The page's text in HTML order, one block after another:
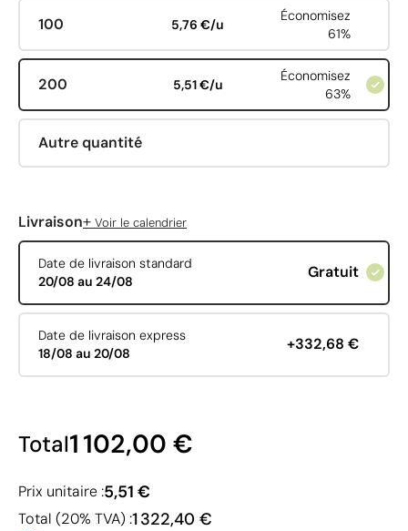
100 5,76 €/u
Économisez
61%
200 5,51 €/u
Économisez
63%
Autre quantité
Livraison+ Voir le calendrier
Date de livraison standard
20/08 au 24/08
Gratuit
Date de livraison express
18/08 au 20/08
+332,68 €
Total1 102,00 €
Prix unitaire :5,51 €
Total (20% TVA) :1 322,40 €